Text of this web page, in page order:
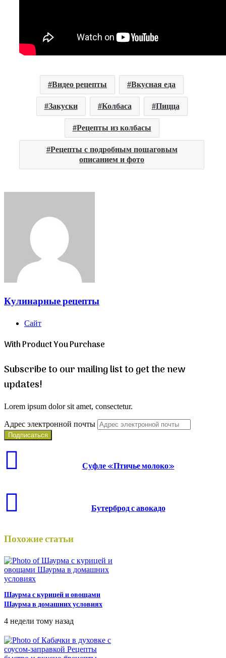
Видео рецепты Вкусная еда
Закуски Колбаса Пицца
Рецепты из колбасы
Рецепты с подробным пошаговым
описанием и фото
Кулинарные рецепты
Сайт
With Product You Purchase
Subscribe to our mailing list to get the new
updates!
Lorem ipsum dolor sit amet, consectetur.
Адрес электронной почты
Суфле «Птичье молоко»
Бутерброд с авокадо
Похожие статьи
Шаурма с курицей и овощами
Шаурма в домашних условиях
4 недели тому назад